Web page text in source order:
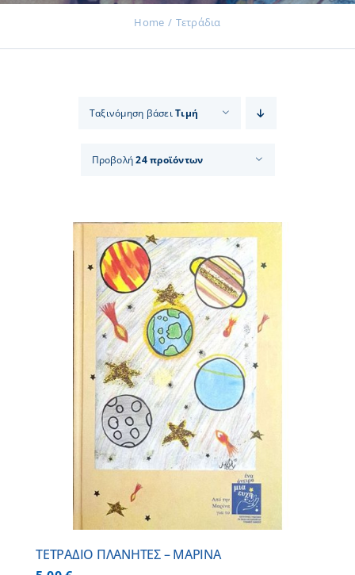
Επικοινωνία
Εισφορές
Home Τετράδια
Ταξινόμηση βάσειΤιμή
Προβολή24 προϊόντων
ΤΕΤΡΑΔΙΟ ΠΛΑΝΗΤΕΣ – ΜΑΡΙΝΑ